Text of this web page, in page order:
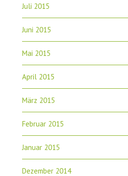
Juli 2015
Juni 2015
Mai 2015
April 2015
März 2015
Februar 2015
Januar 2015
Dezember 2014